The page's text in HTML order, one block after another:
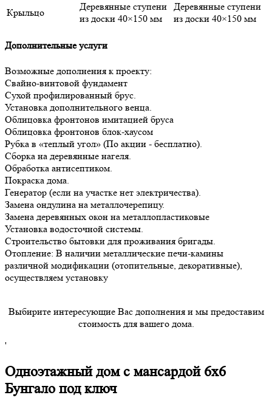
Крыльцо
Деревянные ступени
из доски 40×150 мм
Деревянные ступени
из доски 40×150 мм
Дополнительные услуги
Возможные дополнения к проекту:
Свайно-винтовой фундамент
Сухой профилированный брус.
Установка дополнительного венца.
Облицовка фронтонов имитацией бруса
Облицовка фронтонов блок-хаусом
Рубка в «теплый угол» (По акции - бесплатно).
Сборка на деревянные нагеля.
Обработка антисептиком.
Покраска дома.
Генератор (если на участке нет электричества).
Замена ондулина на металлочерепицу.
Замена деревянных окон на металлопластиковые
Установка водосточной системы.
Строительство бытовки для проживания бригады.
Отопление: В наличии металлические печи-камины
различной модификации (отопительные, декоративные),
осуществляем установку
Выбирите интересующие Вас дополнения и мы предоставим
стоимость для вашего дома.
'
Одноэтажный дом с мансардой 6х6
Бунгало под ключ